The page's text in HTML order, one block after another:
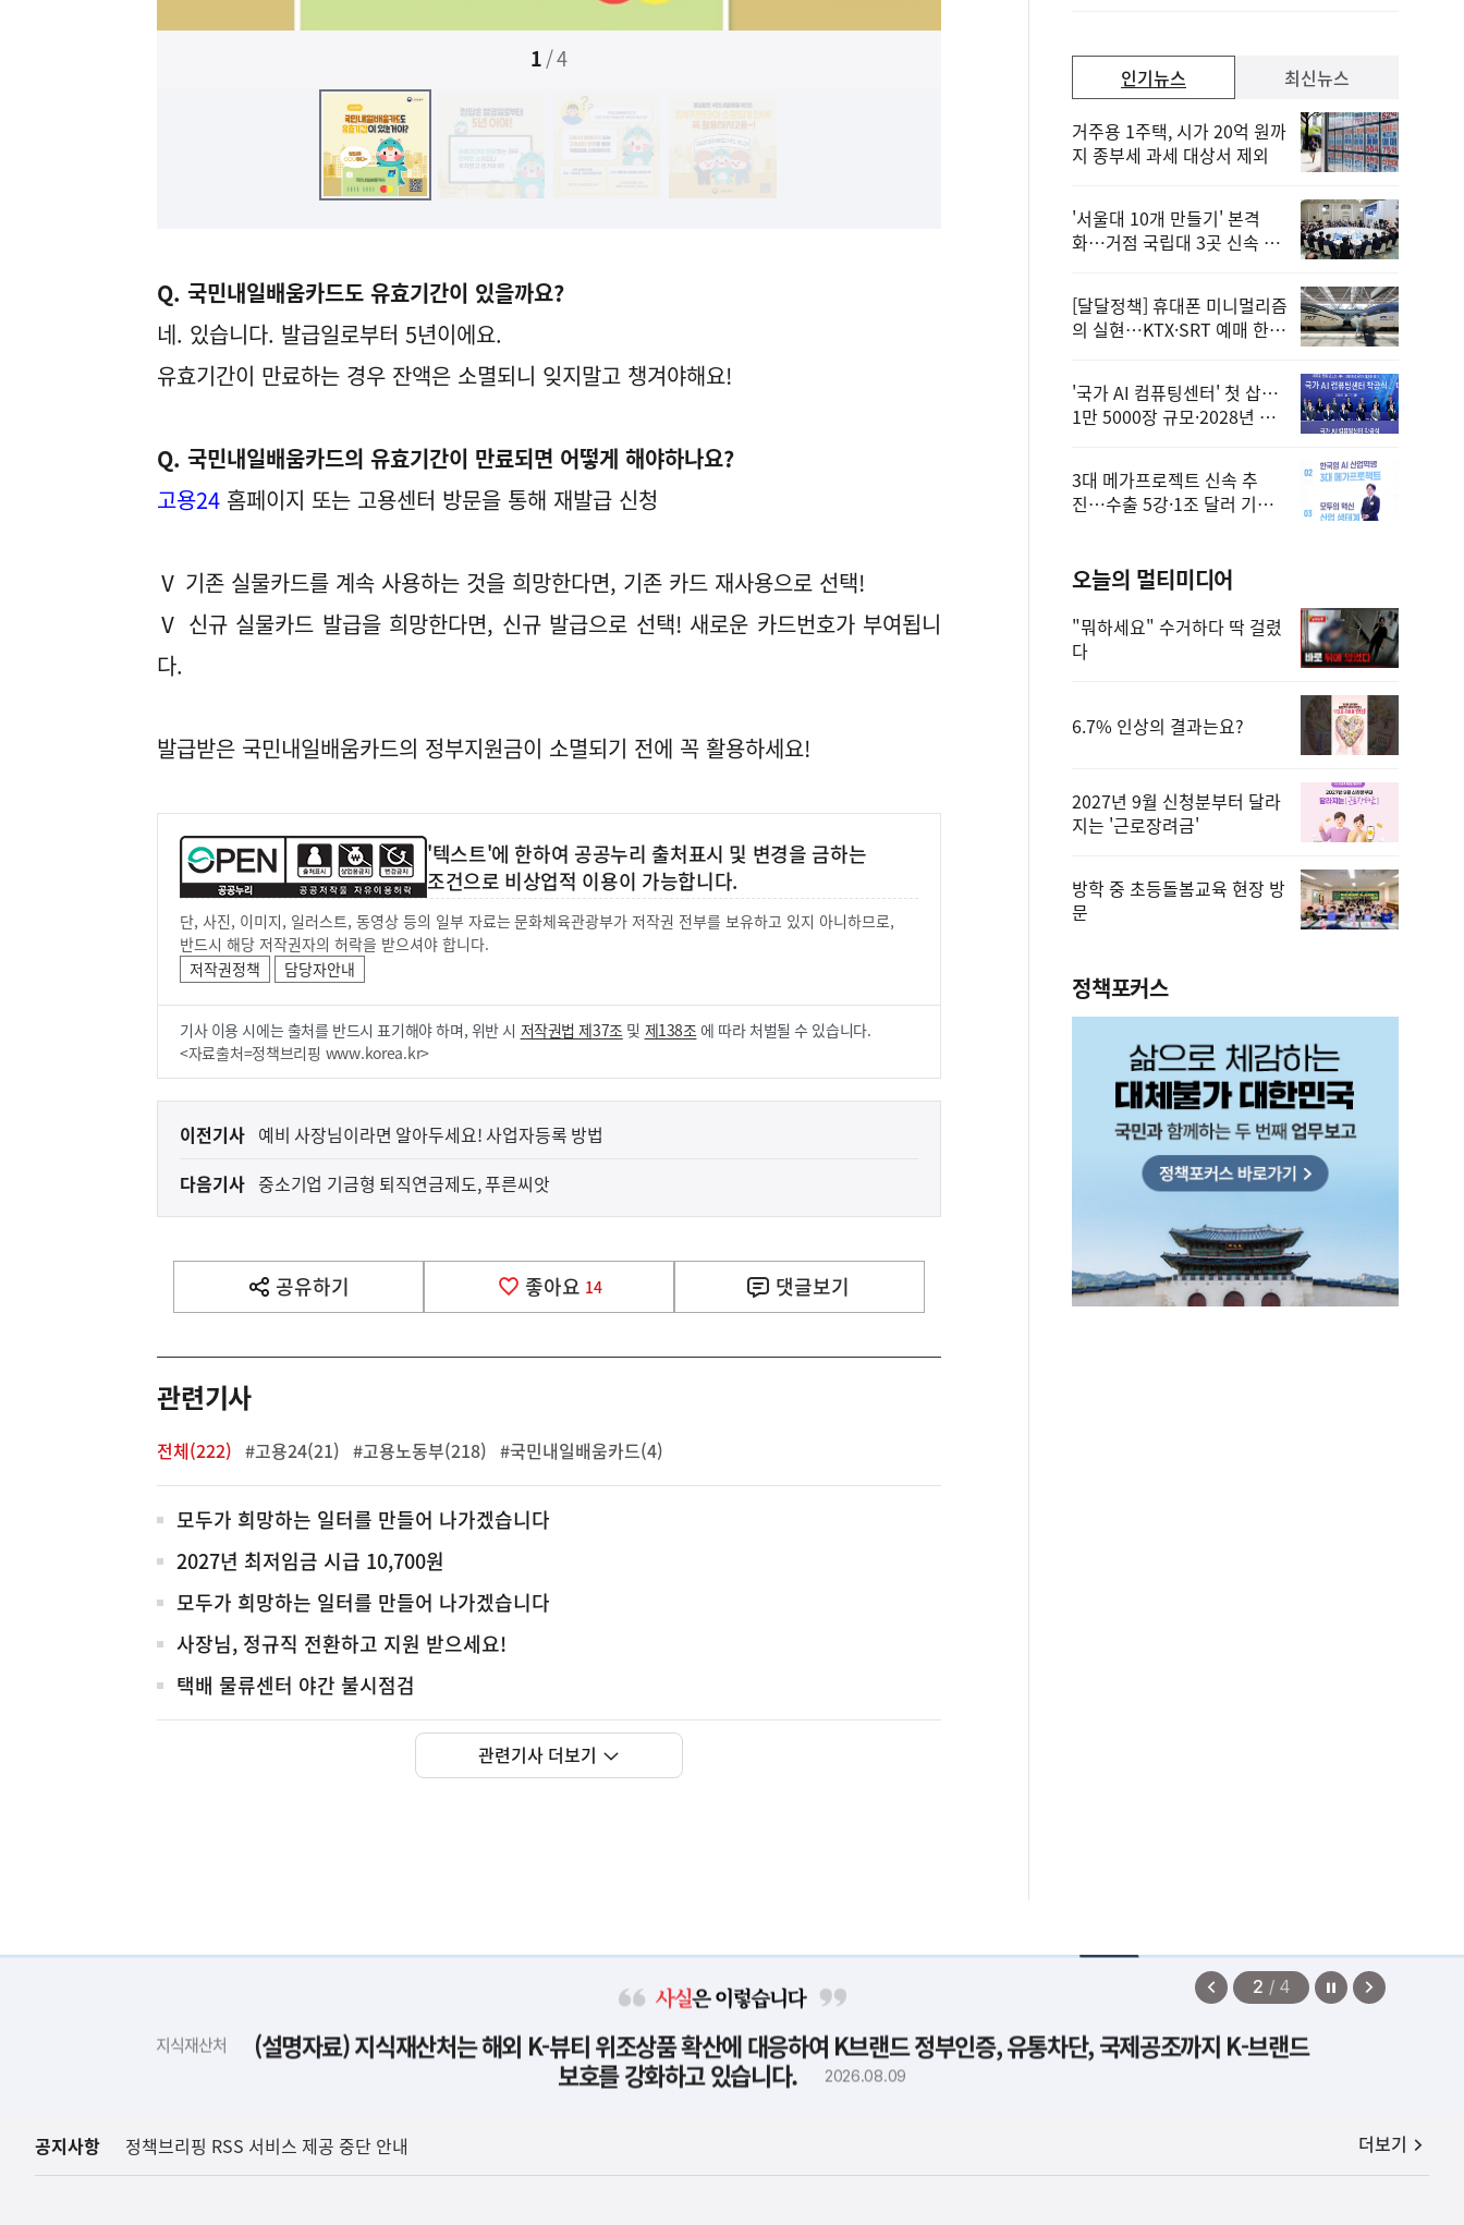
1/4
Q. 국민내일배움카드도 유효기간이 있을까요?
네. 있습니다. 발급일로부터 5년이에요.
유효기간이 만료하는 경우 잔액은 소멸되니 잊지말고 챙겨야해요!
Q. 국민내일배움카드의 유효기간이 만료되면 어떻게 해야하나요?
고용24 홈페이지 또는 고용센터 방문을 통해 재발급 신청
Ⅴ 기존 실물카드를 계속 사용하는 것을 희망한다면, 기존 카드 재사용으로 선택!
Ⅴ 신규 실물카드 발급을 희망한다면, 신규 발급으로 선택! 새로운 카드번호가 부여됩니
다.
발급받은 국민내일배움카드의 정부지원금이 소멸되기 전에 꼭 활용하세요!
'텍스트'에 한하여 공공누리 출처표시 및 변경을 금하는
조건으로 비상업적 이용이 가능합니다.
단, 사진, 이미지, 일러스트, 동영상 등의 일부 자료는 문화체육관광부가 저작권 전부를 보유하고 있지 아니하므로,
반드시 해당 저작권자의 허락을 받으셔야 합니다.
저작권정책
담당자안내
기사 이용 시에는 출처를 반드시 표기해야 하며, 위반 시 저작권법 제37조및 제138조에 따라 처벌될 수 있습니다.
<자료출처=정책브리핑 www.korea.kr>
이
다
음
기
영
역
이전기사 예비 사장님이라면 알아두세요! 사업자등록 방법
다음기사 중소기업 기금형 퇴직연금제도, 푸른씨앗
공유하기
열
기
좋아요 14 댓글보기
관련기사
전체(222) #고용24(21) #고용노동부(218) #국민내일배움카드(4)
전
체
모두가 희망하는 일터를 만들어 나가겠습니다
2027년 최저임금 시급 10,700원
모두가 희망하는 일터를 만들어 나가겠습니다
사장님, 정규직 전환하고 지원 받으세요!
택배 물류센터 야간 불시점검
관련기사 더보기
인기뉴스
거주용 1주택, 시가 20억 원까
지 종부세 과세 대상서 제외
'서울대 10개 만들기' 본격
화…거점 국립대 3곳 신속 선
[달달정책] 휴대폰 미니멀리즘
의 실현…KTX·SRT 예매 한
'국가 AI 컴퓨팅센터' 첫 삽…
1만 5000장 규모·2028년 완
3대 메가프로젝트 신속 추
진…수출 5강·1조 달러 기반
최신뉴스
오늘의 멀티미디어
"뭐하세요" 수거하다 딱 걸렸
다
6.7% 인상의 결과는요?
2027년 9월 신청분부터 달라
지는 '근로장려금'
방학 중 초등돌봄교육 현장 방
문
정책포커스
하
이
보
기
2 / 4
정지
다
사
실
은
이
다
지식재산처
(설명자료) 지식재산처는 해외 K-뷰티 위조상품 확산에 대응하여 K브랜드 정부인증, 유통차단, 국제공조까지 K-브랜드
보호를 강화하고 있습니다.
2026.08.09
공지사항 정책브리핑 RSS 서비스 제공 중단 안내 공지사항
더보기